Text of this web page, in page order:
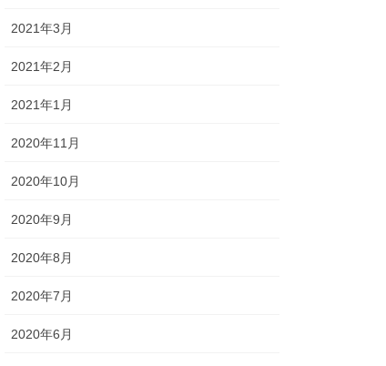
2021年3月
2021年2月
2021年1月
2020年11月
2020年10月
2020年9月
2020年8月
2020年7月
2020年6月